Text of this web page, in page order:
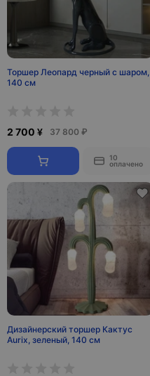
Торшер Леопард черный с шаром,
140 см
2 700 ¥ 37 800 ₽
10
оплачено
Дизайнерский торшер Кактус
Aurix, зеленый, 140 см